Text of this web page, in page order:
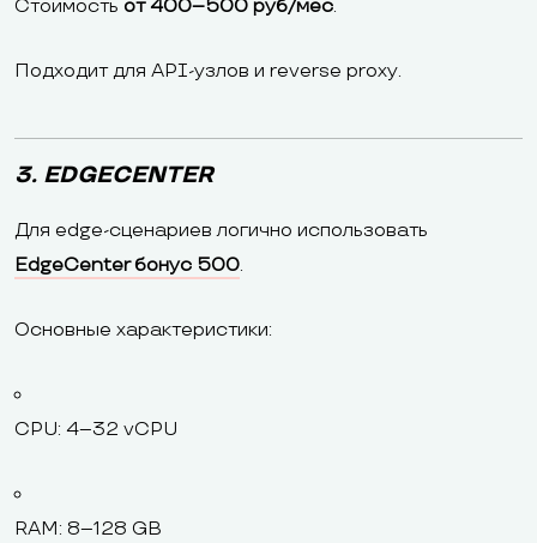
Стоимость от 400–500 руб/мес.
Подходит для API-узлов и reverse proxy.
3. EDGECENTER
Для edge-сценариев логично использовать
EdgeCenter бонус 500.
Основные характеристики:
CPU: 4–32 vCPU
RAM: 8–128 GB